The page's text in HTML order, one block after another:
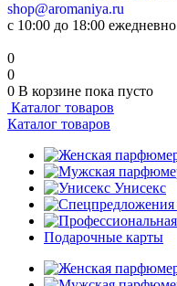
shop@aromaniya.ru
с 10:00 до 18:00 ежедневно
0
0
0 В корзине пока пусто
Каталог товаров
Каталог товаров
Унисекс
Подарочные карты